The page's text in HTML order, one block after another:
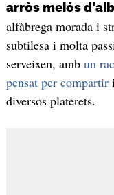
arròs melós
alfàbrega morada i
subtilesa i molta
serveixen, amb un
pensat per compartiri
diversos platerets.